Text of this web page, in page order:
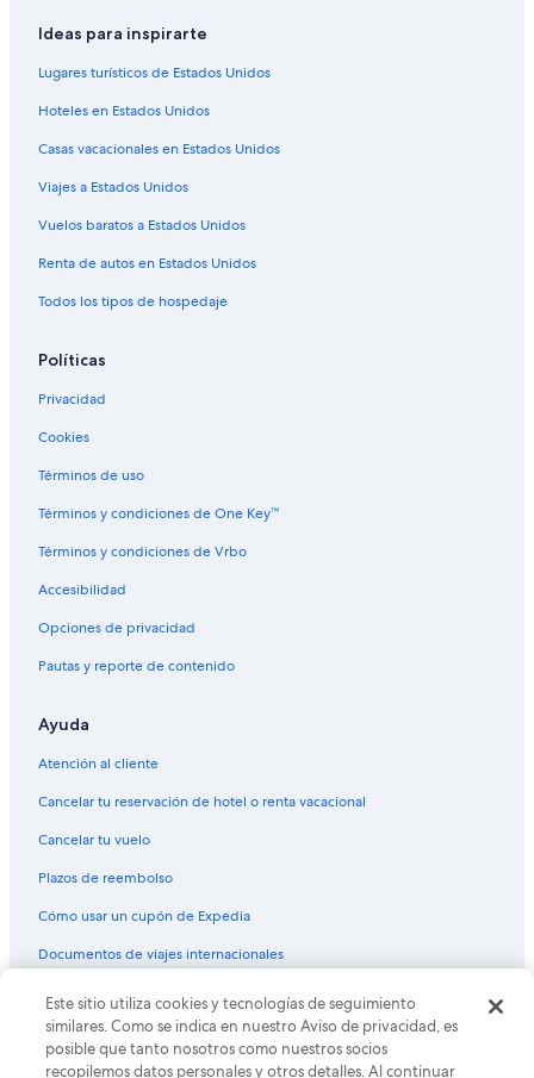
Ideas para inspirarte
Lugares turísticos de Estados Unidos
Hoteles en Estados Unidos
Casas vacacionales en Estados Unidos
Viajes a Estados Unidos
Vuelos baratos a Estados Unidos
Renta de autos en Estados Unidos
Todos los tipos de hospedaje
Políticas
Privacidad
Cookies
Términos de uso
Términos y condiciones de One Key™
Términos y condiciones de Vrbo
Accesibilidad
Opciones de privacidad
Pautas y reporte de contenido
Ayuda
Atención al cliente
Cancelar tu reservación de hotel o renta vacacional
Cancelar tu vuelo
Plazos de reembolso
Cómo usar un cupón de Expedia
Documentos de viajes internacionales
© 2026 Expedia, Inc., una empresa de Expedia Group. Todos los
derechos reservados. Expedia y el logo de Expedia son marcas
registradas o marcas comerciales de Expedia, Inc. CST# 2029030-50.
Este sitio utiliza cookies y tecnologías de seguimiento
similares. Como se indica en nuestro Aviso de privacidad, es
posible que tanto nosotros como nuestros socios
recopilemos datos personales y otros detalles. Al continuar